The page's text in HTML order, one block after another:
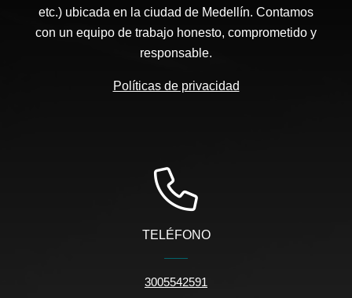
etc.) ubicada en la ciudad de Medellín. Contamos
con un equipo de trabajo honesto, comprometido y
responsable.
Políticas de privacidad
TELÉFONO
3005542591